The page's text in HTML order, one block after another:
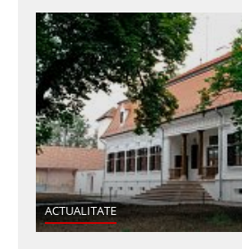
ACTUALITATE